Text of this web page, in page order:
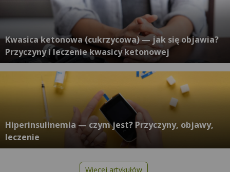
Kwasica ketonowa (cukrzycowa) — jak się objawia?
Przyczyny i leczenie kwasicy ketonowej
Hiperinsulinemia — czym jest? Przyczyny, objawy,
leczenie
Więcej artykułów